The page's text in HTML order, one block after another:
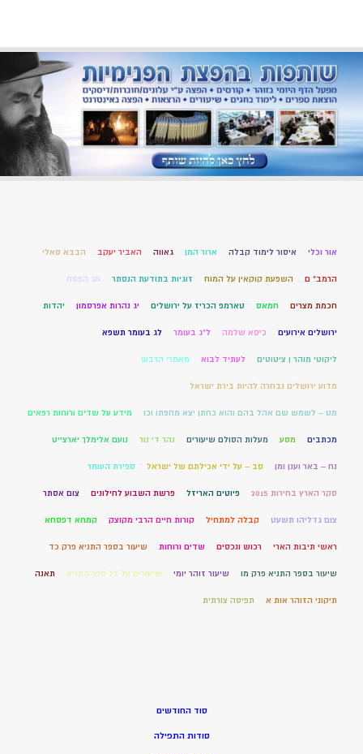
אור וכלי איסור לימוד קבלה ארור המן גאווה האביר יעקב הבבא סאלי
הרמב" ם השפעת קוקאין על המוח זוגיות בתודעת הנסתר חג הפסח
חכמת מצרים חמאס טארמפ הכריז על ירושלים יג נהרות אפרסמון יהדות
ירושלים אירועים כיסא שלמה ל"ג בעומר לג בעומר תשפא
ליקוטי מוהר ן ציטוטים לעתיד לבוא מאמרי הרבש
מדוע ירושלים נבחרה להיות בירת ישראל
מט – לשמש שם אהל בהם והוא כחתן יצא מחפתו וכו מידע על שדים ורוחות רפאים
מכתבים מסע מעלות הסולם שיעורים נהר די נור נועם אלימלך יארצייט
נח – באר וענן ומן סב – על ידי אכילתם של ישראל ספירת העומר
סקר הארץ בחירות 2015 פיוטים האריזל פרשת השבוע לחילונים צום אסתר
צום גדליהו תשעט קבלה למתחיל קורות חיים הרבי מקוצק קמחא דפסחא
ראשי תיבות הארי רכוש ונכסים שדים ורוחות שיעור בספר התניא פרק כד
שיעור בספר התניא פרק מו שיעור זוהר יומי שיעורים על כל ספר התניא תאנה
תיקוני הזוהר אות א תפיסה צורתית
סוד החודשים
סודות התפילה